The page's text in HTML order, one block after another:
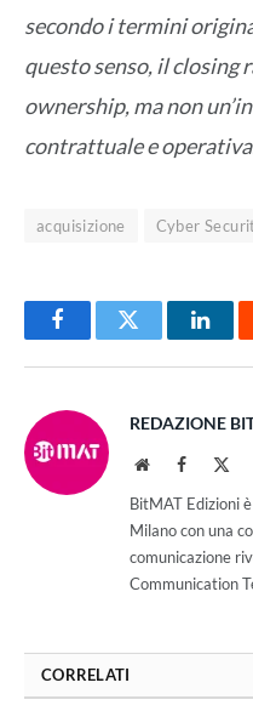
secondo i termini
questo senso, il closing
ownership, ma non
contrattuale e
acquisizione Cyber
FacebookTwitter
REDAZIONE
WebsiteFacebook
BitMAT Edizioni
Milano con una
comunicazione
Communication
CORRELATI